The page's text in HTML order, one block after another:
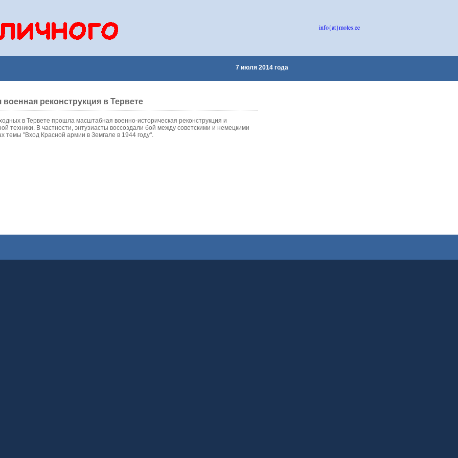
info{at}moles.ee
7 июля 2014 года
военная реконструкция в Тервете
в Тервете прошла масштабная военно-историческая реконструкция и
техники. В частности, энтузиасты воссоздали бой между советскими и немецкими
темы "Вход Красной армии в Земгале в 1944 году".